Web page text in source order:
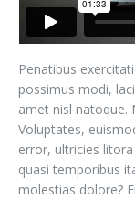
Penatibus
possimus modi,
amet nisl natoque.
Voluptates,
error, ultricies
quasi temporibus
molestias dolore?